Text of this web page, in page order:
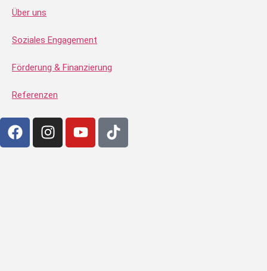
Über uns
Soziales Engagement
Förderung & Finanzierung
Referenzen